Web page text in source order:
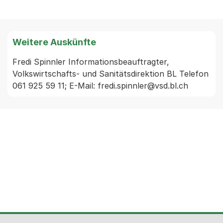
Weitere Auskünfte
Fredi Spinnler Informationsbeauftragter,
Volkswirtschafts- und Sanitätsdirektion BL Telefon
061 925 59 11; E-Mail: fredi.spinnler@vsd.bl.ch